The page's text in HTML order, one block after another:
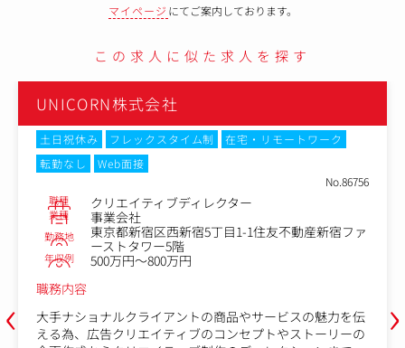
マイページ にてご案内しております。
この求人に似た求人を探す
‹
UNICORN株式会社
土日祝休み フレックスタイム制
在宅・リモートワーク
転勤なし
Web面接
No.86756
職種 クリエイティブディレクター
業種 事業会社
勤務地
東京都新宿区西新宿5丁目1-1住友不動産新宿ファ
ーストタワー5階
年収例
500万円～800万円
職務内容
大手ナショナルクライアントの商品やサービスの魅力を伝
える為、広告クリエイティブのコンセプトやストーリーの
›